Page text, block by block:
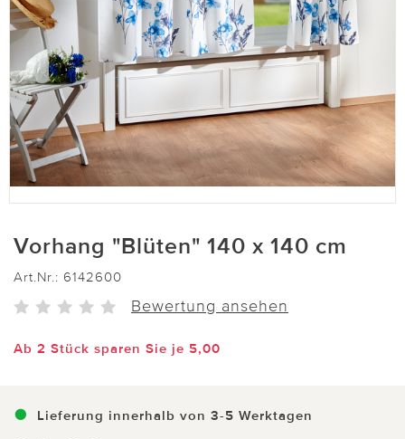
Vorhang "Blüten" 140 x 140 cm
Art.Nr.: 6142600
Bewertung ansehen
Ab 2 Stück sparen Sie je 5,00
Lieferung innerhalb von 3-5 Werktagen